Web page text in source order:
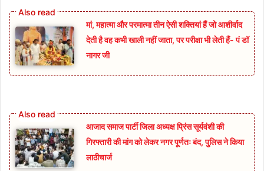
मां, महात्मा और परमात्मा तीन ऐसी शक्तियां हैं जो आशीर्वाद
देती है वह कभी खाली नहीं जाता, पर परीक्षा भी लेती हैं- पं डॉ
नागर जी
आजाद समाज पार्टी जिला अध्यक्ष प्रिंस सूर्यवंशी की
गिरफ्तारी की मांग को लेकर नगर पूर्णतः बंद, पुलिस ने किया
लाठीचार्ज